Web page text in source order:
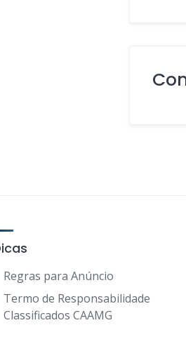
Regras para Anúncio
Termo de Responsabilidade
Classificados CAAMG